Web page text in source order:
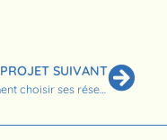
PROJET SUIVANT
Comment choisir ses réseaux sociaux en 2025 : la stratégie gagnante pour les professionnels